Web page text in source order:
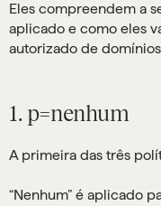
Eles compreendem a
aplicado e como eles
autorizado de
1. p=nenhum
A primeira das três
“Nenhum” é aplicado